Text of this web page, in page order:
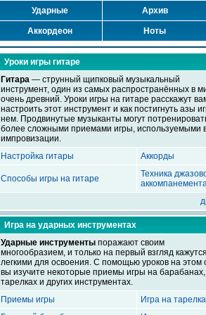
Ударные Архив
Аккордеон Ноты
Уроки игры гитаре
Гитара — струнный щипковый музыкальный
инструмент, один из самых распространённых в
очень древний. Уроки игры на гитаре расскажут
настроить этот инструмент и как постигнуть азы
нем. Продвинутые музыканты могут
более сложными приемами игры, используемыми
импровизации.
Настройка гитары
Аккорды
Способы игры на гитаре
Техника
Игра на ударных инструментах
Ударные инструменты поражают своим
многообразием, и только на первый взгляд кажутся
легкими для освоения. С помощью уроков на этом
вы изучите некоторые приемы игры на барабанах,
тарелках и других инструментах.
Приемы игры
Игра на